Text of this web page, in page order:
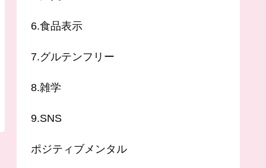
6.食品表示
7.グルテンフリー
8.雑学
9.SNS
ポジティブメンタル